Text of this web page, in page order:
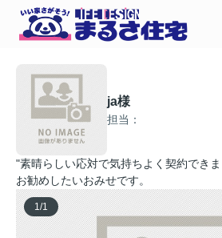
ja様
担当：
"素晴らしい応対で気持ちよく契約でき
お勧めしたいおみせです。
1/1